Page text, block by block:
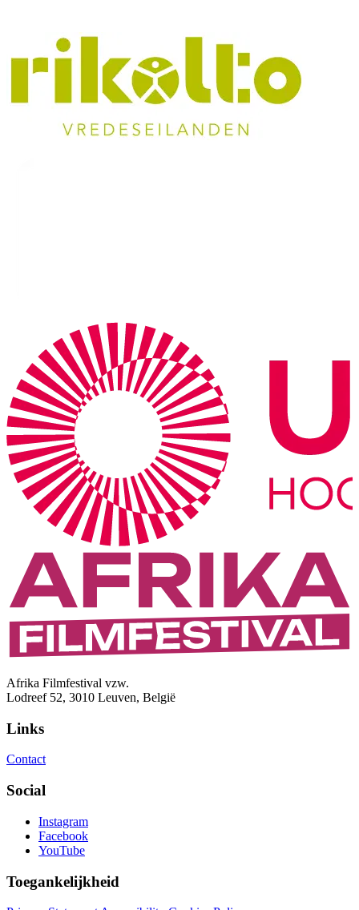
Afrika Filmfestival vzw.
Lodreef 52, 3010 Leuven, België
Links
Contact
Social
Instagram
Facebook
YouTube
Toegankelijkheid